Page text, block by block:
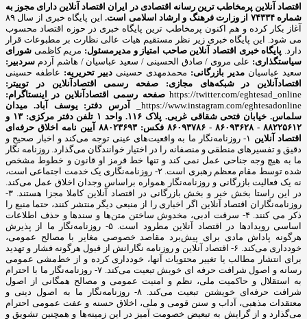
اقتصاد آنلاین پرمخاطب ترین رسانه اقتصادی در ایران اقتصاد آنلاین دارای مجوز به
شماره ۷۴۳۳۴ از وزارت فرهنگ و ارشاد اسلامی است.
این پایگاه خبری از سال ۸۹
آغاز بکار کرده و هم اکنون پرمخاطب ترین پایگاه خبری در حوزه اقتصاد محسوب
می شود. این پایگاه خبری زیر نظر مستقیم هیات عالی نظارت بر مطبوعات قرار
دارد. پایگاه خبری اقتصاد آنلاین صاحب امتیاز و مدیرمسئول: مریم کاظمی شورای
سیاستگذاری: علی مروی / صادق الحسینی / سعید عباسیان / هاشم آردم سردبیر:
سعید عباسیان مدیر بازرگانی: محمدمهدی حسینی دبیر تحریریه: عاطفه حسینی
اقتصادآنلاین در شبکه‌های مجازی:
صفحه رسمی اقتصادآنلاین در توییتر:
https://twitter.com/eghtesad_online صفحه رسمی اقتصادآنلاین در اینستاگرام:
https://www.instagram.com/eghtesadonline_
آدرس دفتر: یوسف آباد. میدان
سلماس. خیابان فتحی شقاقی غربی. پلاک ۱۱۶. واحد ۱
تلفن دفتر مرکزی: ۱۳ و
۸۸۲۲۵۶۱۲ - ۸۶۰۹۳۶۲۸ - ۸۶۰۹۳۷۸۶ فکس: ۸۸۰۲۳۶۹۳
آیین نامه اخلاق حرفه‌ای
اقتصاد آنلاین
۱- روزنامه‌نگار ما به واقعیت‌های عینی توجه می‌کند و اخبار صحیح و
دقیق و تفسیرهای منطقی و منصفانه را در اختیار خوانندگان می‌گذارد. روزنامه نگار
ما به هیچ وجه جناحی عمل نمی کند و تنها خط قرمز او قانون و خطوط مشخص
شده توسط مقام معظم رهبری است. ۲- روزنامه‌نگاری یک خدمت اجتماعی است،
نه یک فعالیت بازرگانی و روزنامه‌نگار همواره براساس وجدان اخلاق عمل می‌کند.
در این راستا بخش خبر و بخش بازرگانی در اقتصاد آنلاین کاملا مجزا هستند. ۳-
روزنامه‌نگاران اقتصاد آنلاین اگر اخباری را از منبعی دیگر منتشر کنند، حتما منبع را
ذکر می کنند. ۴- سرقت ادبی، مخدوش ساختن متن‌ها و سندها و حذف اطلاعات
اساسی رویدادها در اقتصاد آنلاین مطرود است. ۵- روزنامه‌نگار ما از پذیرش
هرگونه پاداش مادی برای پیش‌برد مقاصد خصوصی مغایر با مصالح عمومی،
خودداری می‌کند. ۶- اقتصاد آنلاین و روزنامه نگارانش از قبول هرگونه فشار و تهدید
برای انتشار مطالب یا تغییر محتویات آنها، خودداری کرده و از خط‌مشی عمومی
رسانه و اصول شرافت حرفه ای خویش تبعیت می‌کند. ۷- روزنامه‌نگار ما با احترام
به استقلال و حاکمیت ملی، نظم و امنیت عمومی و مصالح همگانی از اصول
شرافت حرفه‌ای خویشتن تبعیت می‌کند. ۸- روزنامه‌نگار ما به اصول دینی و
معتقدات مذهبی، آداب و سنن قومی و ملی، اخلاق حسنه و عفت عمومی احترام
می‌گذارد و از گرایش به تبعیض خصومت آمیز در این زمینه‌ها و همچنین تشویق و